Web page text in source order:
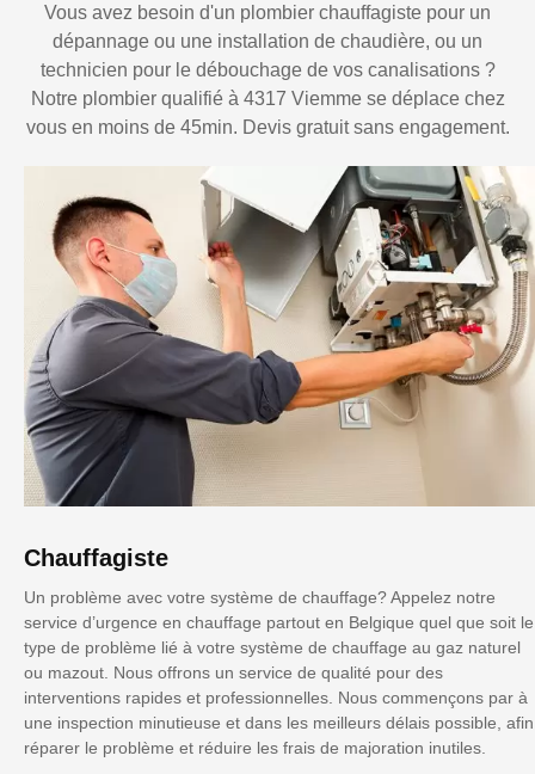
Vous avez besoin d'un plombier chauffagiste pour un
dépannage ou une installation de chaudière, ou un
technicien pour le débouchage de vos canalisations ?
Notre plombier qualifié à 4317 Viemme se déplace chez
vous en moins de 45min. Devis gratuit sans engagement.
Chauffagiste
Un problème avec votre système de chauffage? Appelez notre
service d’urgence en chauffage partout en Belgique quel que soit le
type de problème lié à votre système de chauffage au gaz naturel
ou mazout. Nous offrons un service de qualité pour des
interventions rapides et professionnelles. Nous commençons par à
une inspection minutieuse et dans les meilleurs délais possible, afin
réparer le problème et réduire les frais de majoration inutiles.